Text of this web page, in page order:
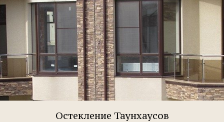
Остекление Таунхаусов